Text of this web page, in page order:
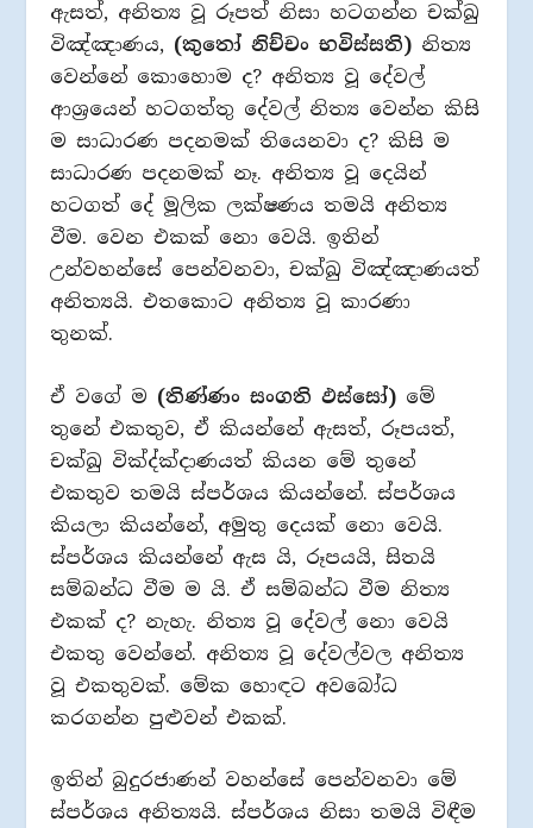
ඇසත්, අනිත්‍ය වූ රූපත් නිසා හටගන්න චක්ඛු
විඤ්ඤාණය, (කුතෝ නිච්චං භවිස්සති) නිත්‍ය
වෙන්නේ කොහොම ද? අනිත්‍ය වූ දේවල්
ආශ‍්‍රයෙන් හටගත්තු දේවල් නිත්‍ය වෙන්න කිසි
ම සාධාරණ පදනමක් තියෙනවා ද? කිසි ම
සාධාරණ පදනමක් නෑ. අනිත්‍ය වූ දෙයින්
හටගත් දේ මූලික ලක්ෂණය තමයි අනිත්‍ය
වීම. වෙන එකක් නො වෙයි. ඉතින්
උන්වහන්සේ පෙන්වනවා, චක්ඛු විඤ්ඤාණයත්
අනිත්‍යයි. එතකොට අනිත්‍ය වූ කාරණා
තුනක්.
ඒ වගේ ම (තිණ්ණං සංගති ඵස්සෝ) මේ
තුනේ එකතුව, ඒ කියන්නේ ඇසත්, රූපයත්,
චක්ඛු වික්‍ද්ක්‍දාණයත් කියන මේ තුනේ
එකතුව තමයි ස්පර්ශය කියන්නේ. ස්පර්ශය
කියලා කියන්නේ, අමුතු දෙයක් නො වෙයි.
ස්පර්ශය කියන්නේ ඇස යි, රූපයයි, සිතයි
සම්බන්ධ වීම ම යි. ඒ සම්බන්ධ වීම නිත්‍ය
එකක් ද? නැහැ. නිත්‍ය වූ දේවල් නො වෙයි
එකතු වෙන්නේ. අනිත්‍ය වූ දේවල්වල අනිත්‍ය
වූ එකතුවක්. මේක හොඳට අවබෝධ
කරගන්න පුළුවන් එකක්.
ඉතින් බුදුරජාණන් වහන්සේ පෙන්වනවා මේ
ස්පර්ශය අනිත්‍යයි. ස්පර්ශය නිසා තමයි විඳීම